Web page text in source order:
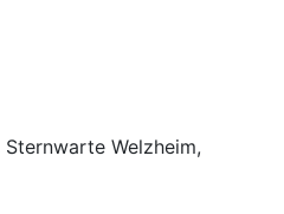
Sternwarte Welzheim,